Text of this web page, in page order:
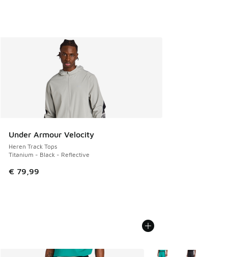
Under Armour Velocity
Heren Track Tops
Titanium - Black - Reflective
€ 79,99